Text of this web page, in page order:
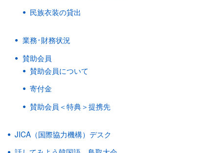
民族衣装の貸出
業務･財務状況
賛助会員
賛助会員について
寄付金
賛助会員＜特典＞提携先
JICA（国際協力機構）デスク